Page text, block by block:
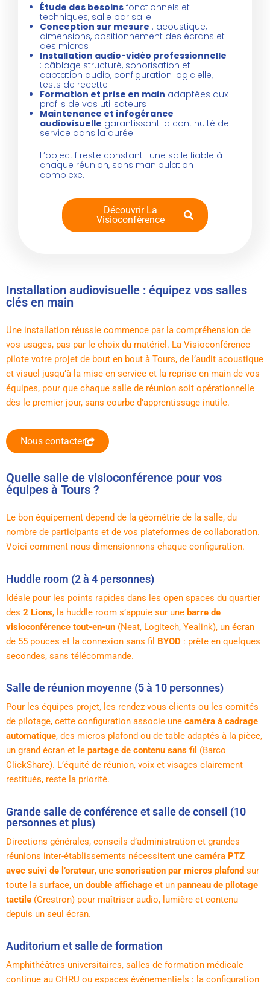
Étude des besoins fonctionnels et
techniques, salle par salle
Conception sur mesure : acoustique,
dimensions, positionnement des écrans et
des micros
Installation audio-vidéo professionnelle
: câblage structuré, sonorisation et
captation audio, configuration logicielle,
tests de recette
Formation et prise en main adaptées aux
profils de vos utilisateurs
Maintenance et infogérance
audiovisuelle garantissant la continuité de
service dans la durée
L’objectif reste constant : une salle fiable à
chaque réunion, sans manipulation
complexe.
Découvrir La
Visioconférence
Installation audiovisuelle : équipez vos salles
clés en main
Une installation réussie commence par la compréhension de
vos usages, pas par le choix du matériel. La Visioconférence
pilote votre projet de bout en bout à Tours, de l’audit acoustique
et visuel jusqu’à la mise en service et la reprise en main de vos
équipes, pour que chaque salle de réunion soit opérationnelle
dès le premier jour, sans courbe d’apprentissage inutile.
Nous contacter
Quelle salle de visioconférence pour vos
équipes à Tours ?
Le bon équipement dépend de la géométrie de la salle, du
nombre de participants et de vos plateformes de collaboration.
Voici comment nous dimensionnons chaque configuration.
Huddle room (2 à 4 personnes)
Idéale pour les points rapides dans les open spaces du quartier
des 2 Lions, la huddle room s’appuie sur une barre de
visioconférence tout-en-un (Neat, Logitech, Yealink), un écran
de 55 pouces et la connexion sans fil BYOD : prête en quelques
secondes, sans télécommande.
Salle de réunion moyenne (5 à 10 personnes)
Pour les équipes projet, les rendez-vous clients ou les comités
de pilotage, cette configuration associe une caméra à cadrage
automatique, des micros plafond ou de table adaptés à la pièce,
un grand écran et le partage de contenu sans fil (Barco
ClickShare). L’équité de réunion, voix et visages clairement
restitués, reste la priorité.
Grande salle de conférence et salle de conseil (10
personnes et plus)
Directions générales, conseils d’administration et grandes
réunions inter-établissements nécessitent une caméra PTZ
avec suivi de l’orateur, une sonorisation par micros plafond sur
toute la surface, un double affichage et un panneau de pilotage
tactile (Crestron) pour maîtriser audio, lumière et contenu
depuis un seul écran.
Auditorium et salle de formation
Amphithéâtres universitaires, salles de formation médicale
continue au CHRU ou espaces événementiels : la configuration